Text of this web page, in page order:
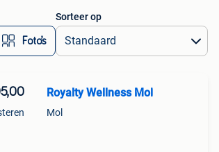
Foto’s
Sorteer op
Royalty Wellness Mol
Mol